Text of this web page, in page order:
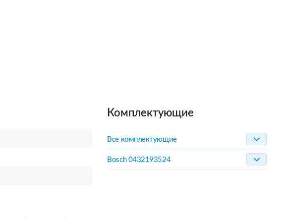
Комплектующие
Все комплектующие
Bosch 0432193524